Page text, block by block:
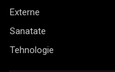
Externe
Sanatate
Tehnologie